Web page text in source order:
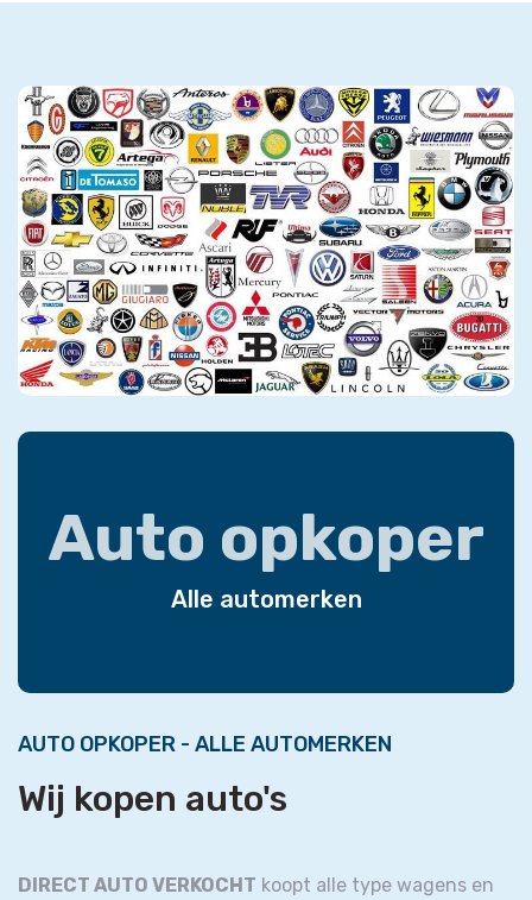
Auto opkoper
Alle automerken
AUTO OPKOPER - ALLE AUTOMERKEN
Wij kopen auto's
DIRECT AUTO VERKOCHT koopt alle type wagens en